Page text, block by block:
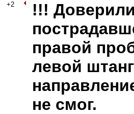
+2
!!!
правой
левой
не смог.